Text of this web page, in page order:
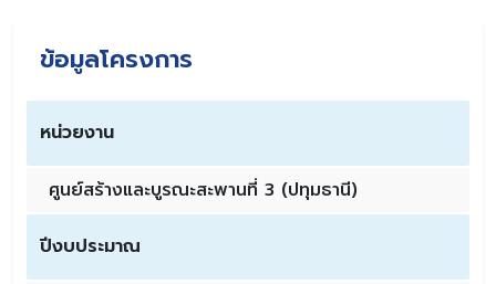
ข้อมูลโครงการ
หน่วยงาน
ศูนย์สร้างและบูรณะสะพานที่ 3 (ปทุมธานี)
ปีงบประมาณ